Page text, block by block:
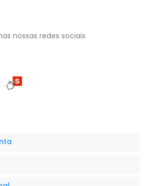
nossas redes sociais